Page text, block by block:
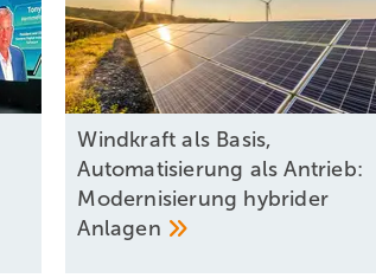
Windkraft als Basis,
Automatisierung als Antrieb:
Modernisierung hybrider
Anlagen